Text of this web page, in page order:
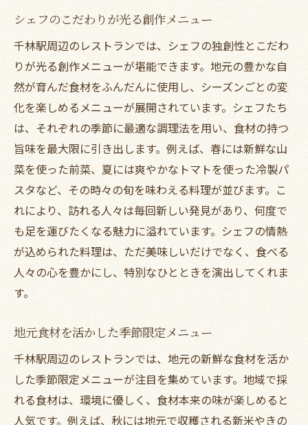
シェフのこだわりが光る創作メニュー
千林駅周辺のレストランでは、シェフの独創性とこだわ
りが光る創作メニューが堪能できます。地元の豊かな自
然が育んだ食材をふんだんに使用し、シーズンごとの変
化を楽しめるメニューが展開されています。シェフたち
は、それぞれの季節に最適な調理法を用い、食材の持つ
旨味を最大限に引き出します。例えば、春には新鮮な山
菜を使った前菜、夏には爽やかなトマトを使った冷製パ
スタなど、その時々の旬を味わえる料理が並びます。こ
れにより、訪れる人々は毎回新しい発見があり、何度で
も足を運びたくなる魅力に溢れています。シェフの情熱
が込められた料理は、ただ美味しいだけでなく、食べる
人々の心を豊かにし、特別なひとときを演出してくれま
す。
地元食材を活かした季節限定メニュー
千林駅周辺のレストランでは、地元の新鮮な食材を活か
した季節限定メニューが注目を集めています。地域で採
れる食材は、環境に優しく、食材本来の味が楽しめると
人気です。例えば、秋には地元で収穫される新米やきの